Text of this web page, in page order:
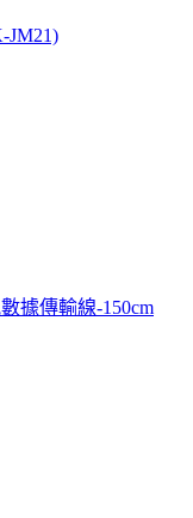
JM21)
據傳輸線-150cm